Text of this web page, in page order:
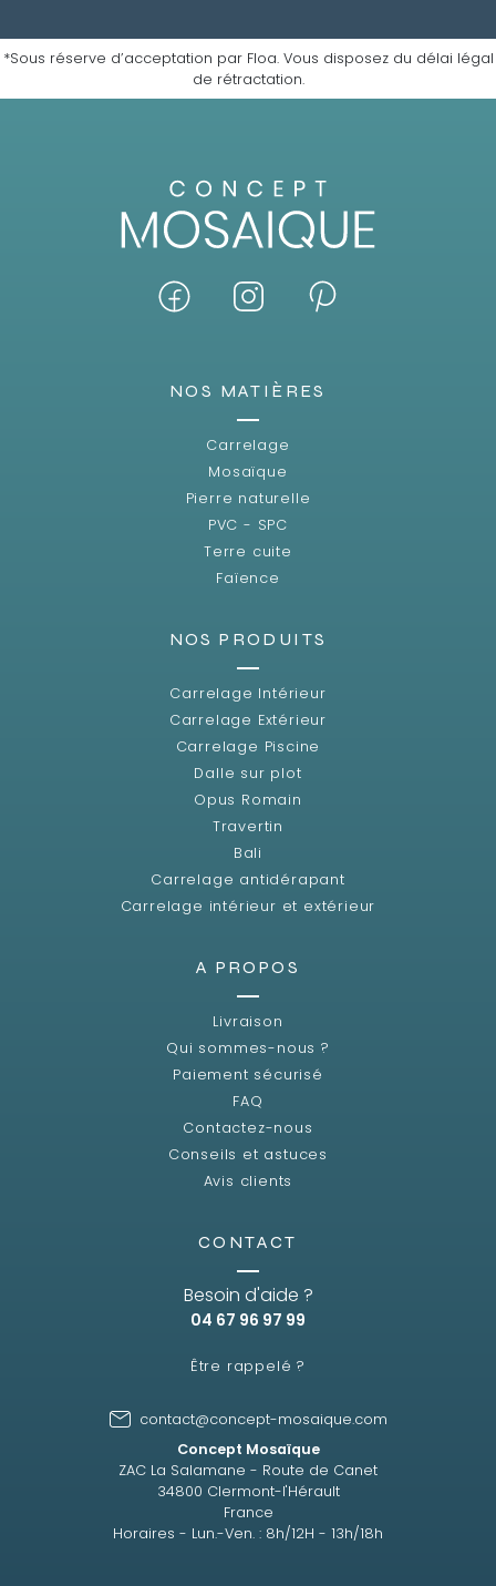
*Sous réserve d’acceptation par Floa. Vous disposez du délai légal
de rétractation.
NOS MATIÈRES
Carrelage
Mosaïque
Pierre naturelle
PVC - SPC
Terre cuite
Faïence
NOS PRODUITS
Carrelage Intérieur
Carrelage Extérieur
Carrelage Piscine
Dalle sur plot
Opus Romain
Travertin
Bali
Carrelage antidérapant
Carrelage intérieur et extérieur
A PROPOS
Livraison
Qui sommes-nous ?
Paiement sécurisé
FAQ
Contactez-nous
Conseils et astuces
Avis clients
CONTACT
Besoin d'aide ?
04 67 96 97 99
Être rappelé ?
contact@concept-mosaique.com
Concept Mosaïque
ZAC La Salamane - Route de Canet
34800 Clermont-l'Hérault
France
Horaires - Lun.-Ven. : 8h/12H - 13h/18h